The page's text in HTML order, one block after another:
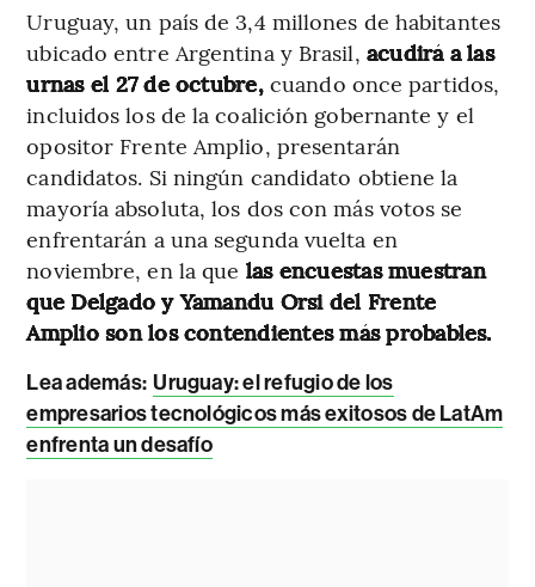
Uruguay, un país de 3,4 millones de habitantes
ubicado entre Argentina y Brasil, acudirá a las
urnas el 27 de octubre,cuando once partidos,
incluidos los de la coalición gobernante y el
opositor Frente Amplio, presentarán
candidatos. Si ningún candidato obtiene la
mayoría absoluta, los dos con más votos se
enfrentarán a una segunda vuelta en
noviembre, en la que las encuestas muestran
que Delgado y Yamandu Orsi del Frente
Amplio son los contendientes más probables.
Lea además: Uruguay: el refugio de los
empresarios tecnológicos más exitosos de LatAm
enfrenta un desafío